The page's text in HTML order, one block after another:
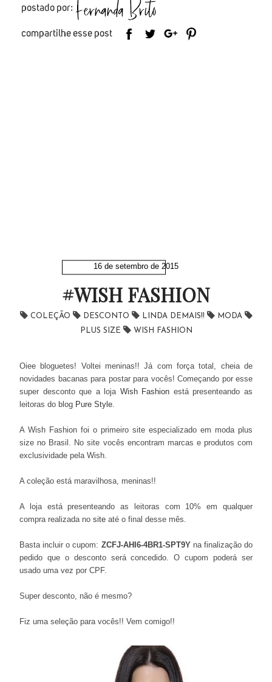
16 de setembro de 2015
#WISH FASHION
COLEÇÃO DESCONTO LINDA DEMAIS!!
MODA
PLUS SIZE
WISH FASHION
Oiee bloguetes! Voltei meninas!! Já com força total, cheia de
novidades bacanas para postar para vocês! Começando por esse
super desconto que a loja Wish Fashion está presenteando as
leitoras do blog Pure Style
A Wish Fashion foi o primeiro site especializado em moda plus
size no Brasil. No site vocês encontram marcas e produtos com
exclusividade pela Wish.
A coleção está maravilhosa, meninas!!
A loja está presenteando as leitoras com 10% em qualquer
compra realizada no site até o final desse mês.
Basta incluir o cupom: ZCFJ-AHI6-4BR1-SPT9Yna finalização do
pedido que o desconto será concedido. O cupom poderá ser
usado uma vez por CPF.
Super desconto, não é mesmo?
Fiz uma seleção para vocês!! Vem comigo!!